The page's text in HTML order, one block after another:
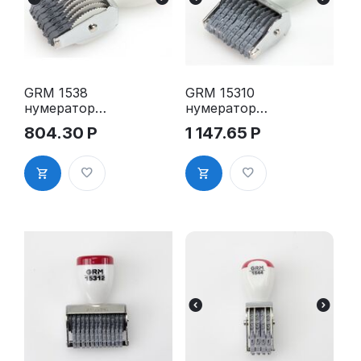
GRM 1538
нумератор
ленточный,
8
разрядов,вы
сота
шрифта 3
804.30 Р
GRM 15310
нумератор
ленточный,
10
разрядов,вы
сота
шрифта 3
1 147.65 Р